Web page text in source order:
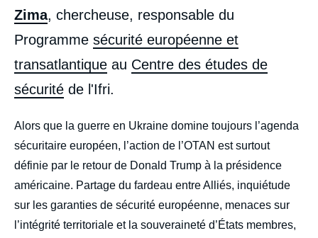
Zima, chercheuse, responsable du
Programme sécurité européenne et
transatlantique au Centre des études de
sécurité de l'Ifri.
body
Alors que la guerre en Ukraine domine toujours l’agenda
sécuritaire européen, l’action de l’OTAN est surtout
définie par le retour de Donald Trump à la présidence
américaine. Partage du fardeau entre Alliés, inquiétude
sur les garanties de sécurité européenne, menaces sur
l’intégrité territoriale et la souveraineté d’États membres,